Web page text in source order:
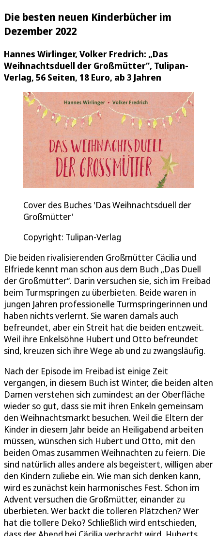
Die besten neuen Kinderbücher im
Dezember 2022
Hannes Wirlinger, Volker Fredrich: „Das
Weihnachtsduell der Großmütter“, Tulipan-
Verlag, 56 Seiten, 18 Euro, ab 3 Jahren
Cover des Buches 'Das Weihnachtsduell der
Großmütter'
Copyright: Tulipan-Verlag
Die beiden rivalisierenden Großmütter Cäcilia und
Elfriede kennt man schon aus dem Buch „Das Duell
der Großmütter“. Darin versuchen sie, sich im Freibad
beim Turmspringen zu überbieten. Beide waren in
jungen Jahren professionelle Turmspringerinnen und
haben nichts verlernt. Sie waren damals auch
befreundet, aber ein Streit hat die beiden entzweit.
Weil ihre Enkelsöhne Hubert und Otto befreundet
sind, kreuzen sich ihre Wege ab und zu zwangsläufig.
Nach der Episode im Freibad ist einige Zeit
vergangen, in diesem Buch ist Winter, die beiden alten
Damen verstehen sich zumindest an der Oberfläche
wieder so gut, dass sie mit ihren Enkeln gemeinsam
den Weihnachtsmarkt besuchen. Weil die Eltern der
Kinder in diesem Jahr beide an Heiligabend arbeiten
müssen, wünschen sich Hubert und Otto, mit den
beiden Omas zusammen Weihnachten zu feiern. Die
sind natürlich alles andere als begeistert, willigen aber
den Kindern zuliebe ein. Wie man sich denken kann,
wird es zunächst kein harmonisches Fest. Schon im
Advent versuchen die Großmütter, einander zu
überbieten. Wer backt die tolleren Plätzchen? Wer
hat die tollere Deko? Schließlich wird entschieden,